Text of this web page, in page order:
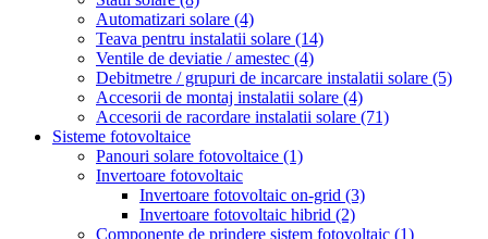
Automatizari solare (4)
Teava pentru instalatii solare (14)
Ventile de deviatie / amestec (4)
Debitmetre / grupuri de incarcare instalatii solare (5)
Accesorii de montaj instalatii solare (4)
Accesorii de racordare instalatii solare (71)
Sisteme fotovoltaice
Panouri solare fotovoltaice (1)
Invertoare fotovoltaic
Invertoare fotovoltaic on-grid (3)
Invertoare fotovoltaic hibrid (2)
Componente de prindere sistem fotovoltaic (1)